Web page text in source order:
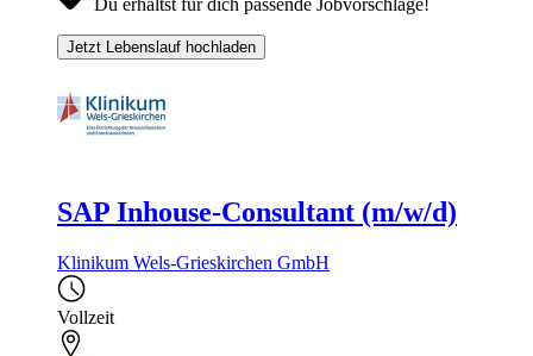
Du erhältst für dich passende Jobvorschläge!
Jetzt Lebenslauf hochladen
SAP Inhouse-Consultant (m/w/d)
Klinikum Wels-Grieskirchen GmbH
Vollzeit